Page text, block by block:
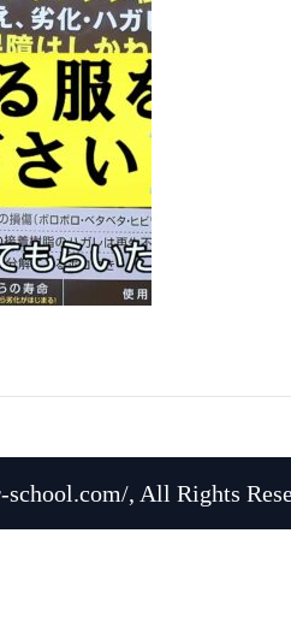
, All Rights